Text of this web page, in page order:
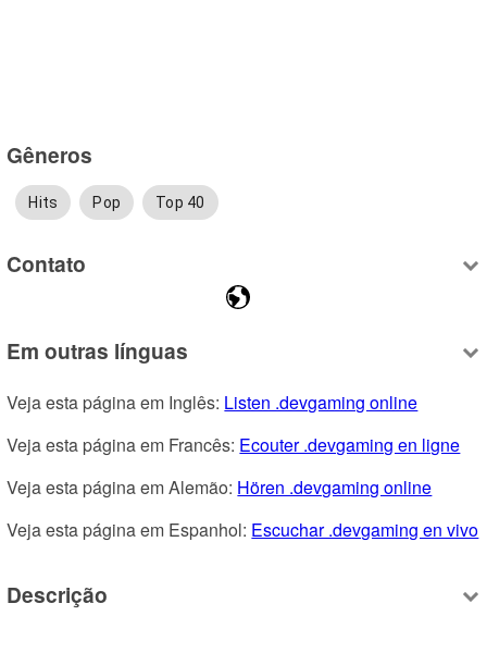
Gêneros
Hits Pop Top 40
Contato
Em outras línguas
Veja esta página em Inglês: Listen .devgaming online
Veja esta página em Francês: Ecouter .devgaming en ligne
Veja esta página em Alemão: Hören .devgaming online
Veja esta página em Espanhol: Escuchar .devgaming en vivo
Descrição